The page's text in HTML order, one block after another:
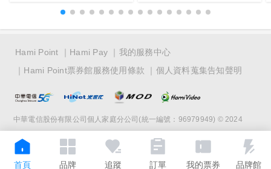
首頁 品牌 追蹤 訂單 我的票券 品牌館
Hami Point Hami Pay
我的服務中心
Hami Point票券館服務使用條款
個人資料蒐集告知聲明
中華電信股份有限公司個人家庭分公司(統一編號：96979949) © 2024